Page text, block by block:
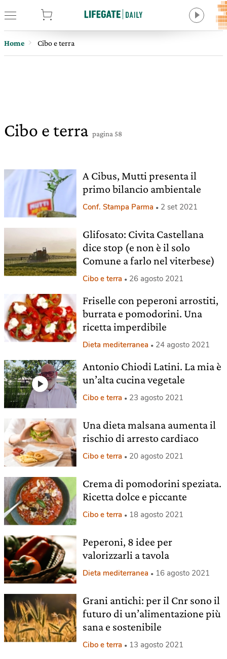
Home Cibo e terra
Cibo e terra pagina 58
A Cibus, Mutti presenta il
primo bilancio ambientale
Conf. Stampa Parma 2 set 2021
Glifosato: Civita Castellana
dice stop (e non è il solo
Comune a farlo nel viterbese)
Cibo e terra 26 agosto 2021
Friselle con peperoni arrostiti,
burrata e pomodorini. Una
ricetta imperdibile
Dieta mediterranea 24 agosto 2021
Antonio Chiodi Latini. La mia è
un’alta cucina vegetale
Cibo e terra 23 agosto 2021
Una dieta malsana aumenta il
rischio di arresto cardiaco
Cibo e terra 20 agosto 2021
Crema di pomodorini speziata.
Ricetta dolce e piccante
Cibo e terra 18 agosto 2021
Peperoni, 8 idee per
valorizzarli a tavola
Dieta mediterranea 16 agosto 2021
Grani antichi: per il Cnr sono il
futuro di un’alimentazione più
sana e sostenibile
Cibo e terra 13 agosto 2021